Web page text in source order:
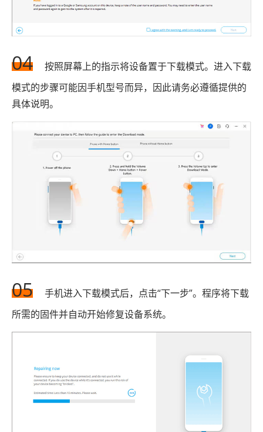
04
按照屏幕上的指示将设备置于下载模式。进入下载
模式的步骤可能因手机型号而异，因此请务必遵循提供的
具体说明。
05
手机进入下载模式后，点击“下一步”。程序将下载
所需的固件并自动开始修复设备系统。